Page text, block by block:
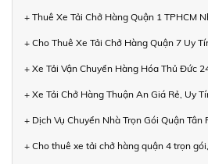
+ Thuê Xe Tải Chở Hàng Quận 1 TPHCM
+ Cho Thuê Xe Tải Chở Hàng Quận 7 Uy
+ Xe Tải Vận Chuyển Hàng Hóa Thủ Đức
+ Xe Tải Chở Hàng Thuận An Giá Rẻ, Uy
+ Dịch Vụ Chuyển Nhà Trọn Gói Quận Tân
+ Cho thuê xe tải chở hàng quận 4 trọn